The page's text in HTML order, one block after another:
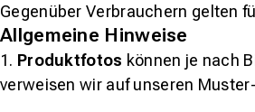
Gegenüber Verbrauchern gelten
Allgemeine Hinweise
1. Produktfotos können je nach
verweisen wir auf unseren